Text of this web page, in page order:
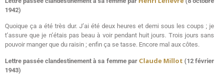
1942)
Quoique ça a été très dur. J’ai été deux heures et demi sous les coups ; je
t’assure que je n’étais pas beau à voir pendant huit jours. Trois jours sans
pouvoir manger que du raisin ; enfin ça se tasse. Encore mal aux côtes.
Lettre passée clandestinement à sa femme par Claude Millot (12 février
1943)